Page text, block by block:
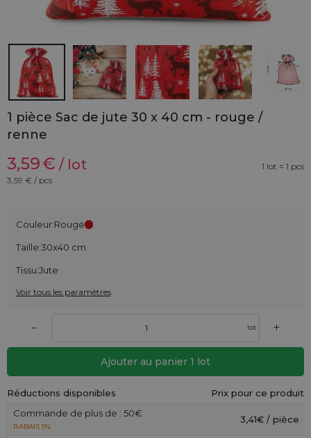
1 pièce Sac de jute 30 x 40 cm - rouge /
renne
3,59€ / lot
1 lot = 1 pcs
3,59 € / pcs
Couleur:Rouge
Taille:30x40 cm
Tissu:Jute
Voir tous les paramètres
– lot +
Ajouter au panier 1 lot
Réductions disponibles
Prix pour ce produit
Commande de plus de : 50€
RABAIS 5%
3,41€ / pièce